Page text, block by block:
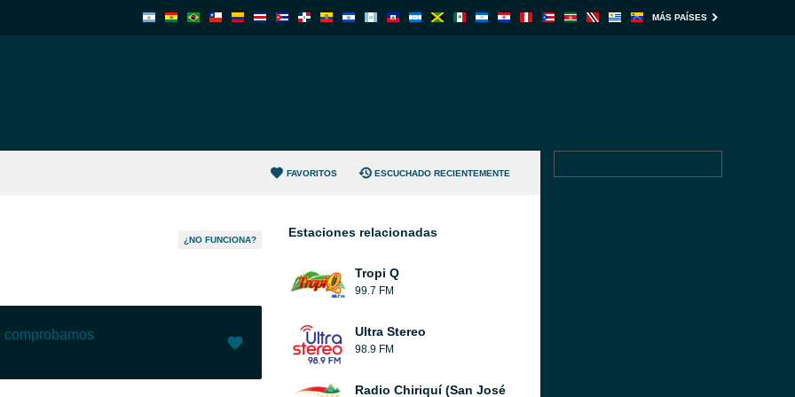
MÁS PAÍSES
FAVORITOS ESCUCHADO RECIENTEMENTE
¿NO FUNCIONA?
comprobamos
Estaciones relacionadas
Tropi Q
99.7 FM
Ultra Stereo
98.9 FM
Radio Chiriquí (San José